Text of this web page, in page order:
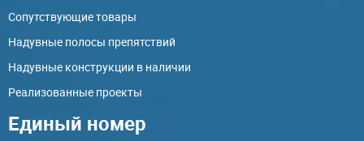
Сопутствующие товары
Надувные полосы препятствий
Надувные конструкции в наличии
Реализованные проекты
Единый номер